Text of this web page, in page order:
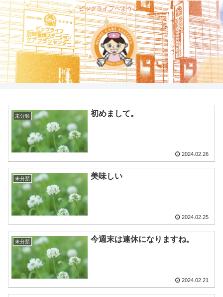
ビッグライフへようこそ
未分類 初めまして。
2024.02.26
未分類 美味しい
2024.02.25
未分類 今週末は連休になりますね。
2024.02.21